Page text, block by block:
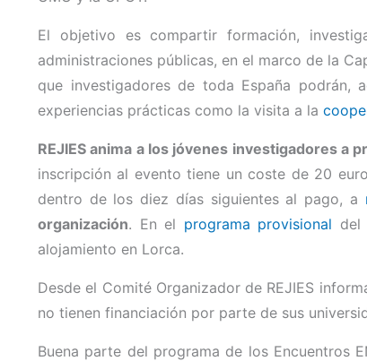
El objetivo es compartir formación,
administraciones públicas, en el marco de la
que investigadores de toda España podrán,
experiencias prácticas como la visita a la
REJIES anima a los jóvenes investigadores a
inscripción al evento tiene un coste de 20
dentro de los diez días siguientes al pago, a
organización. En el programa provisional del
alojamiento en Lorca.
Desde el Comité Organizador de REJIES
no tienen financiación por parte de sus
Buena parte del programa de los Encuentros